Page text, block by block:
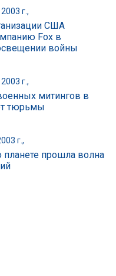
г.,
США
Fox в
войны
г.,
митингов в
тюрьмы
г.,
планете прошла волна